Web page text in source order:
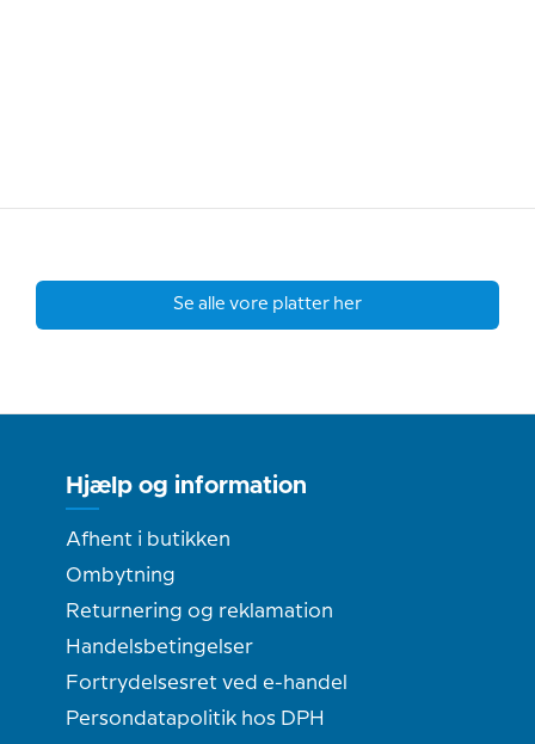
Se alle vore platter her
Hjælp og information
Afhent i butikken
Ombytning
Returnering og reklamation
Handelsbetingelser
Fortrydelsesret ved e-handel
Persondatapolitik hos DPH